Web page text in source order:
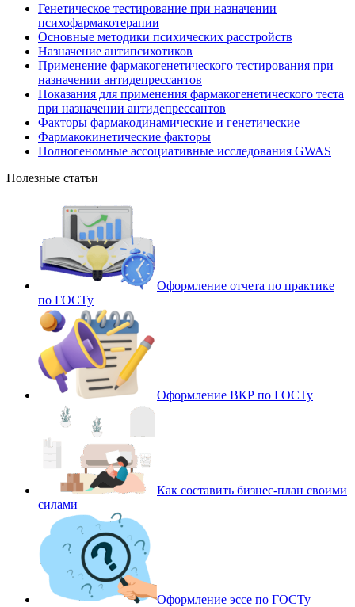
Генетическое тестирование при назначении
психофармакотерапии
Основные методики психических расстройств
Назначение антипсихотиков
Применение фармакогенетического тестирования при
назначении антидепрессантов
Показания для применения фармакогенетического теста
при назначении антидепрессантов
Факторы фармакодинамические и генетические
Фармакокинетические факторы
Полногеномные ассоциативные исследования GWAS
Полезные статьи
Оформление отчета по практике
по ГОСТу
Оформление ВКР по ГОСТу
Как составить бизнес-план своими
силами
Оформление эссе по ГОСТу